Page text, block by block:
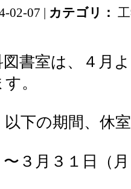
02-07 | カテゴリ：
書室は、４月
。
下の期間、休
３月３１日（